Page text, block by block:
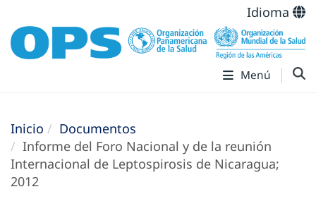
Idioma
Menú
Inicio
Documentos
Informe del Foro Nacional y de la reunión
Internacional de Leptospirosis de Nicaragua;
2012